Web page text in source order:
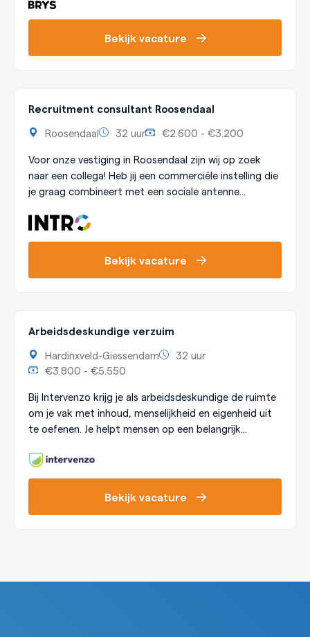
Bekijk vacature
Recruitment consultant Roosendaal
Roosendaal
32 uur
€2.600 - €3.200
Voor onze vestiging in Roosendaal zijn wij op zoek
naar een collega! Heb jij een commerciële instelling die
je graag combineert met een sociale antenne...
Bekijk vacature
Arbeidsdeskundige verzuim
Hardinxveld-Giessendam
32 uur
€3.800 - €5.550
Bij Intervenzo krijg je als arbeidsdeskundige de ruimte
om je vak met inhoud, menselijkheid en eigenheid uit
te oefenen. Je helpt mensen op een belangrijk...
Bekijk vacature